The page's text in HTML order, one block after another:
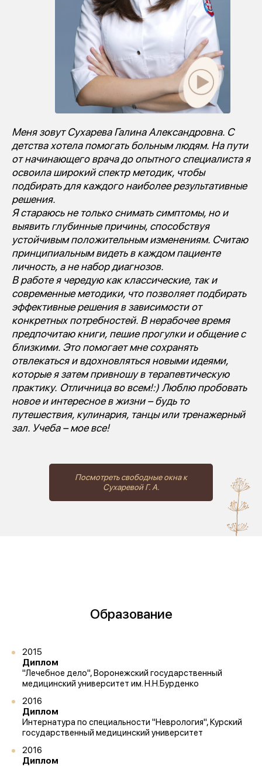
«Лучшее учреждение
психотерапевтического профиля»
Всероссийский конкурслучших региональных
«Феникс: Призвание и Мастерство».
Меня зовут Сухарева Галина Александровна. С
детства хотела помогать больным людям. На пути
от начинающего врача до опытного специалиста я
освоила широкий спектр методик, чтобы
подбирать для каждого наиболее результативные
решения.
Я стараюсь не только снимать симптомы, но и
выявить глубинные причины, способствуя
устойчивым положительным изменениям. Считаю
принципиальным видеть в каждом пациенте
личность, а не набор диагнозов.
В работе я чередую как классические, так и
современные методики, что позволяет подбирать
эффективные решения в зависимости от
конкретных потребностей. В нерабочее время
предпочитаю книги, пешие прогулки и общение с
близкими. Это помогает мне сохранять
отвлекаться и вдохновляться новыми идеями,
которые я затем привношу в терапевтическую
практику. Отличница во всем!:) Люблю пробовать
новое и интересное в жизни – будь то
путешествия, кулинария, танцы или тренажерный
зал. Учеба – мое все!
Посмотреть свободные окна к
Сухаревой Г. А.
Образование
2015
Диплом
"Лечебное дело", Воронежский государственный
медицинский университет им. Н.Н.Бурденко
2016
Диплом
Интернатура по специальности "Неврология", Курский
государственный медицинский университет
2016
Диплом